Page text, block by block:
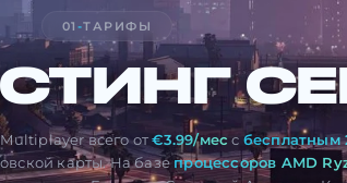
01 -ТАРИФЫ
всего от€3.99/мес с бесплатным
карты. На базе процессоров AMD